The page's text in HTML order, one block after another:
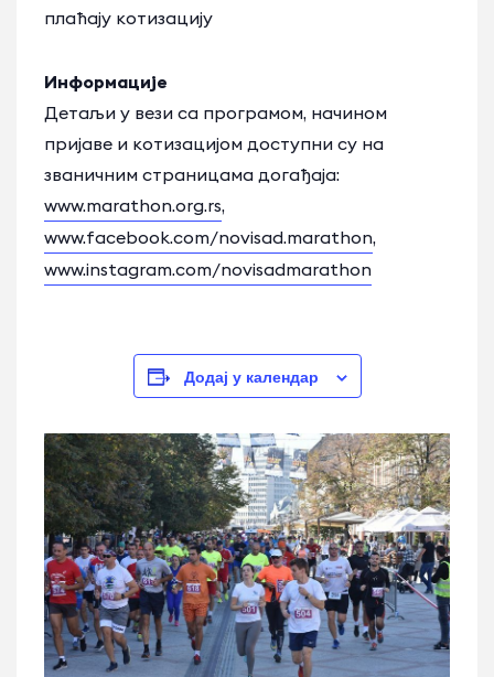
плаћају котизацију
Информације
Детаљи у вези са програмом, начином
пријаве и котизацијом доступни су на
званичним страницама догађаја:
www.marathon.org.rs,
www.facebook.com/novisad.marathon,
www.instagram.com/novisadmarathon
Додај у календар